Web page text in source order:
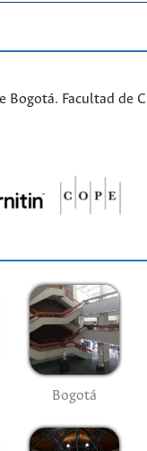
Facultad de
Bogotá